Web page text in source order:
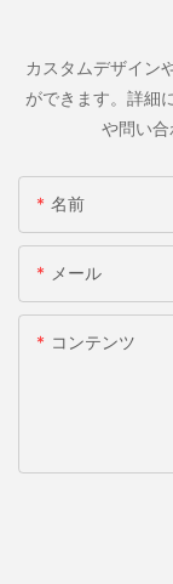
カスタムデザイン
ができます。詳細
や問い合
名前
メール
コンテンツ